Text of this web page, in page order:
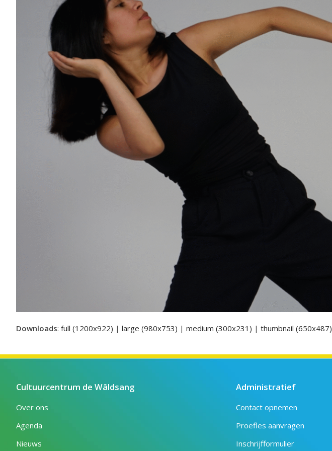
Downloads: full (1200x922) | large (980x753) | medium (300x231) | thumbnail (650x487)
Cultuurcentrum de Wâldsang
Over ons
Agenda
Nieuws
Administratief
Contact opnemen
Proefles aanvragen
Inschrijfformulier